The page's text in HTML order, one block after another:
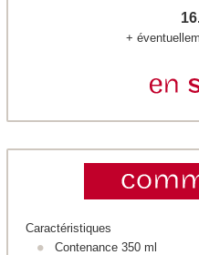
+
Caractéristiques
Contenance 350 ml